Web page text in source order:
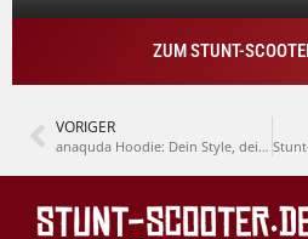
ZUM STUNT-
VORIGER
anaquda Hoodie: Dein Style, dein Statement, dein Winter-Must-Have!